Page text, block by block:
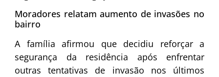
Moradores relatam aumento de invasões no
bairro
A família afirmou que decidiu reforçar a
segurança da residência após enfrentar
outras tentativas de invasão nos últimos